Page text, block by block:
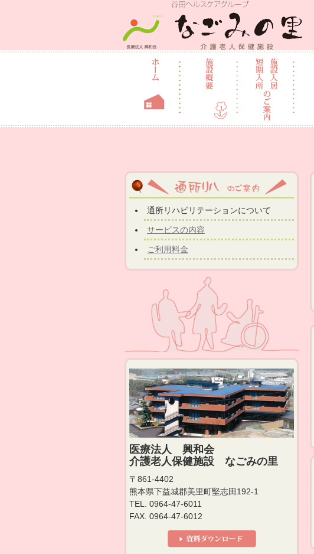
通所リハビリテーションについて
サービスの内容
ご利用料金
医療法人 興和会
介護老人保健施設 なごみの里
〒861-4402
熊本県下益城郡美里町堅志田192-1
TEL. 0964-47-6011
FAX. 0964-47-6012